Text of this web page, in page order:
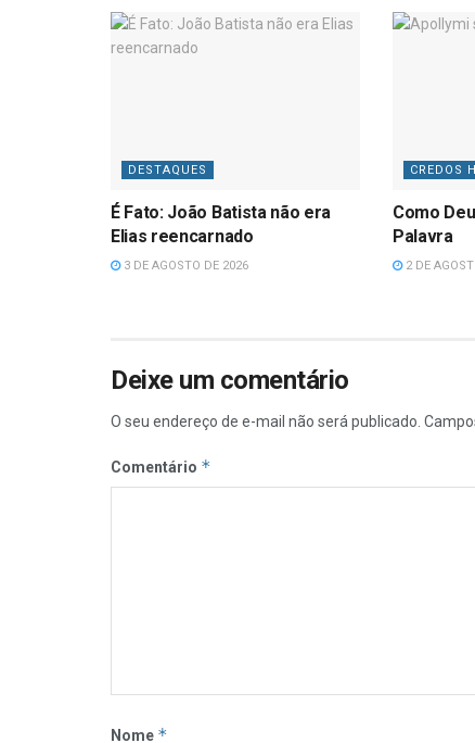
DESTAQUES
É Fato: João Batista não era
Elias reencarnado
3 DE AGOSTO DE 2026
CREDOS
Como
Palavra
2 DE
Deixe um comentário
O seu endereço de e-mail não será publicado.
Comentário *
Nome *